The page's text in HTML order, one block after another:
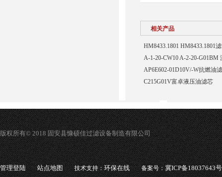
相关产品
HM8433.1801 HM8433.1801
A-1-20-CW10 A-2-20-G01BM
AP6E602-01D10V/-W抗燃油
C215G01V富卓液压油滤芯
版权所有© 2018 固安县慷硕佳过滤设备制造有限公司
管理登陆 站点地图 技术支持：环保在线 备案号：冀ICP备18037643